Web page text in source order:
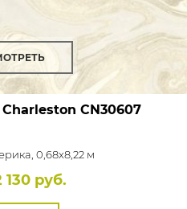
CN30607
0,68x8,22 м
130 руб.